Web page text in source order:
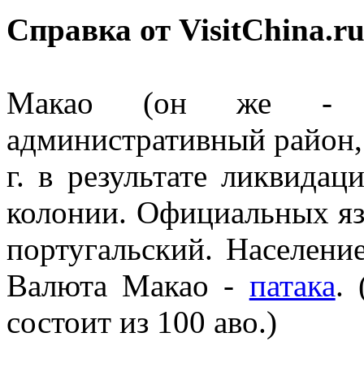
Справка от
Макао (он же -
административный
г. в результате
колонии. Официальных
португальский.
Валюта Макао - патака.
состоит из 100 аво.)